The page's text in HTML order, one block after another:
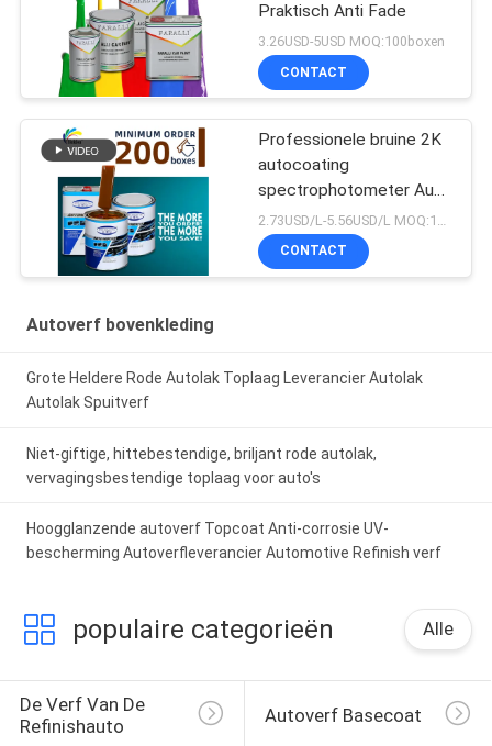
Praktisch Anti Fade
3.26USD-5USD MOQ:100boxen
CONTACT
Professionele bruine 2K
autocoating
spectrophotometer Auto
Refinish Repair Fabrikant
Automotive Auto Verf
CONTACT
Autoverf bovenkleding
Grote Heldere Rode Autolak Toplaag Leverancier Autolak
Autolak Spuitverf
Niet-giftige, hittebestendige, briljant rode autolak,
vervagingsbestendige toplaag voor auto's
Hoogglanzende autoverf Topcoat Anti-corrosie UV-
bescherming Autoverfleverancier Automotive Refinish verf
populaire categorieën Alle
De Verf Van De
Refinishauto
Autoverf Basecoat